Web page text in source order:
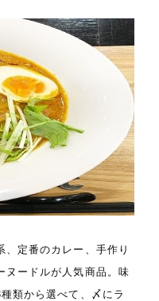
、定番のカレー、手作り
ヌードルが人気商品。味
類から選べて、〆にラ